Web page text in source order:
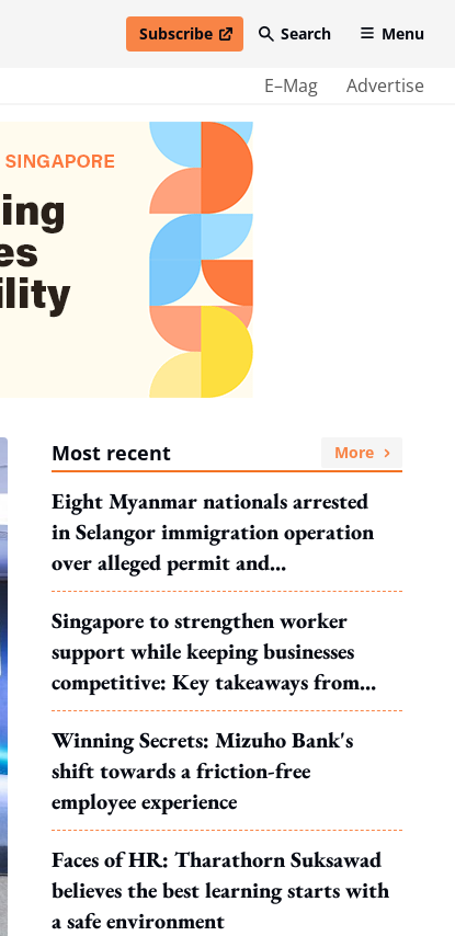
Subscribe
open in new windowSearch Menu
E–Mag Advertise
Most recent More
Eight Myanmar nationals arrested
in Selangor immigration operation
over alleged permit and
documentation offences
Singapore to strengthen worker
support while keeping businesses
competitive: Key takeaways from
MOS Dinesh's response to WP's
motion
Winning Secrets: Mizuho Bank's
shift towards a friction-free
employee experience
Faces of HR: Tharathorn Suksawad
believes the best learning starts with
a safe environment